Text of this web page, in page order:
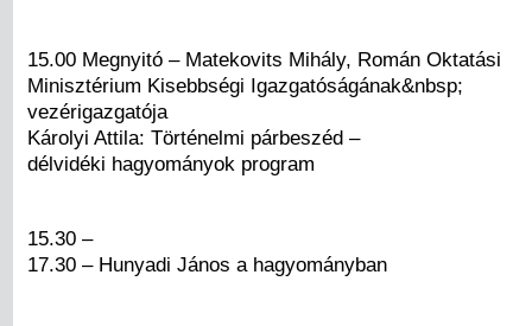
15.00 Megnyitó – Matekovits Mihály, Román Oktatási
Minisztérium Kisebbségi Igazgatóságának&nbsp;
vezérigazgatója
Károlyi Attila: Történelmi párbeszéd –
délvidéki hagyományok program
15.30 –
17.30 – Hunyadi János a hagyományban